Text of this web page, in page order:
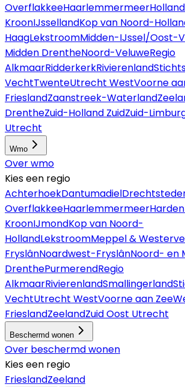
OverflakkeeHaarlemmermeer
KroonIJssellandKop van Noord-
HaagLekstroomMidden-IJssel/Oost-
Midden DrentheNoord-VeluweRegio
AlkmaarRidderkerkRivierenland
VechtTwenteUtrecht WestVoorne
FrieslandZaanstreek-Waterland
DrentheZuid-Holland ZuidZuid-
Utrecht
Wmo
Overwmo
Kies een regio
AchterhoekDantumadiel
OverflakkeeHaarlemmermeer
KroonIJmondKop van Noord-
HollandLekstroomMeppel &
FryslânNoardwest-FryslânNoord- en
DrenthePurmerendRegio
AlkmaarRivierenlandSmallingerland
VechtUtrecht WestVoorne aan Zee
FrieslandZeelandZuid Oost Utrecht
Beschermd wonen
Over beschermd wonen
Kies een regio
FrieslandZeeland